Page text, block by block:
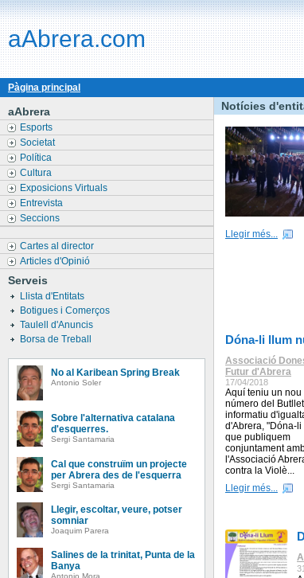
aAbrera.com
Pàgina principal
aAbrera
Esports
Societat
Política
Cultura
Exposicions Virtuals
Entrevista
Seccions
Cartes al director
Articles d'Opinió
Serveis
Llista d'Entitats
Botigues i Comerços
Taulell d'Anuncis
Borsa de Treball
No al Karibean Spring Break
Antonio Soler
Sobre l'alternativa catalana
d'esquerres.
Sergi Santamaria
Cal que construïm un projecte
per Abrera des de l'esquerra
Sergi Santamaria
Llegir, escoltar, veure, potser
somniar
Joaquim Parera
Salines de la trinitat, Punta de la
Banya
Antonio Mora
Notícies
Llegir més...
Dóna-li llum
Associació
Futur d'Abrera
17/04/2018
Aquí teniu un nou
número del
informatiu
d'Abrera, "Dóna-li
que publiquem
conjuntament
l'Associació
contra la Violè...
Llegir més...